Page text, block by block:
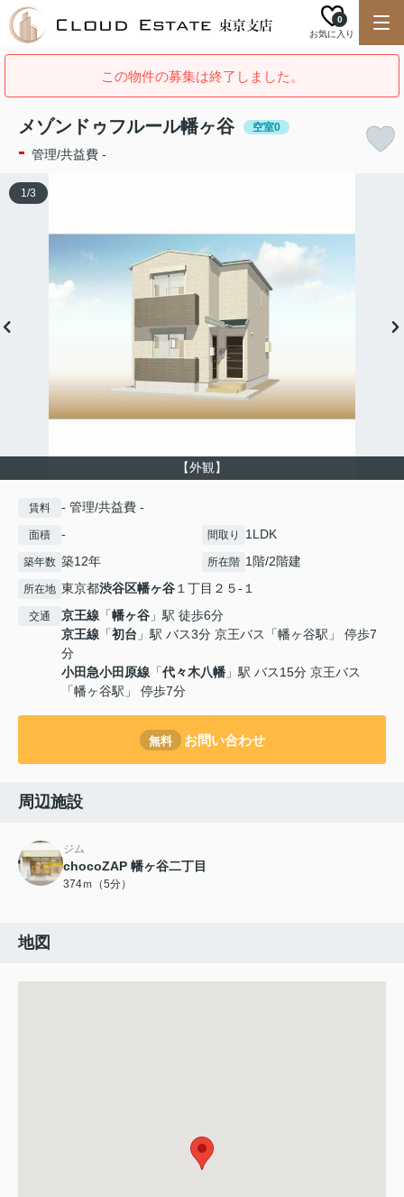
お気に入り
0
この物件の募集は終了しました。
メゾンドゥフルール幡ヶ谷 空室0
- 管理/共益費 -
【外観】
1/3
賃料 - 管理/共益費 -
面積 - 間取り 1LDK
築年数 築12年 所在階 1階/2階建
所在地 東京都渋谷区幡ヶ谷１丁目２５-１
交通 京王線 「幡ヶ谷 」駅 徒歩6分
京王線 「初台 」駅 バス3分 京王バス「幡ヶ谷駅」 停歩7
分
小田急小田原線 「代々木八幡 」駅 バス15分 京王バス
「幡ヶ谷駅」 停歩7分
無料 お問い合わせ
周辺施設
ジム
chocoZAP 幡ヶ谷二丁目
374ｍ（5分）
地図